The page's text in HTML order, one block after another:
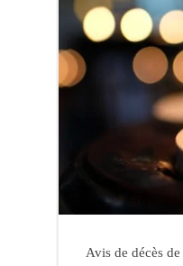
Avis de décès